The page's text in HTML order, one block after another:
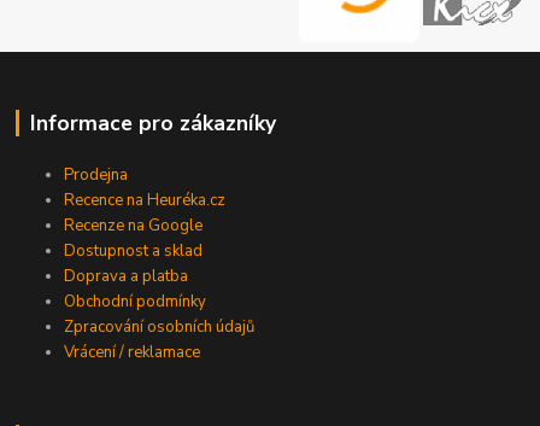
Informace pro zákazníky
Prodejna
Recence na Heuréka.cz
Recenze na Google
Dostupnost a sklad
Doprava a platba
Obchodní podmínky
Zpracování osobních údajů
Vrácení / reklamace